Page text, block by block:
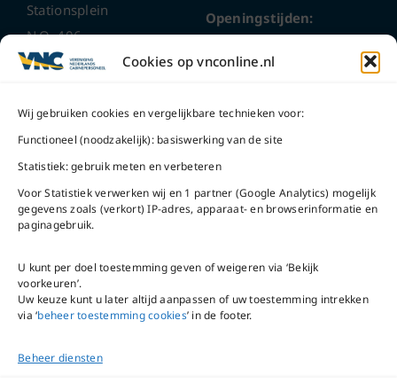
Cookies op vnconline.nl
Wij gebruiken cookies en vergelijkbare technieken voor:
Functioneel (noodzakelijk): basiswerking van de site
Statistiek: gebruik meten en verbeteren
Voor Statistiek verwerken wij en 1 partner (Google Analytics) mogelijk
gegevens zoals (verkort) IP-adres, apparaat- en browserinformatie en
paginagebruik.
U kunt per doel toestemming geven of weigeren via ‘Bekijk
voorkeuren’.
Uw keuze kunt u later altijd aanpassen of uw toestemming intrekken
via ‘beheer toestemming cookies’ in de footer.
Beheer diensten
Stationsplein
N.O. 406
1117 CL
Bel ons
Mail ons
Openingstijden:
ma t/m do
Na openingstijden
bereikbaar via
5020480
VNC Statuten
version
Copyright ©